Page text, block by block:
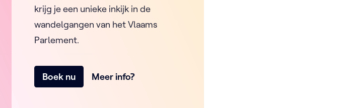
krijg je een unieke inkijk in de
wandelgangen van het Vlaams
Parlement.
Boek nu Meer info?